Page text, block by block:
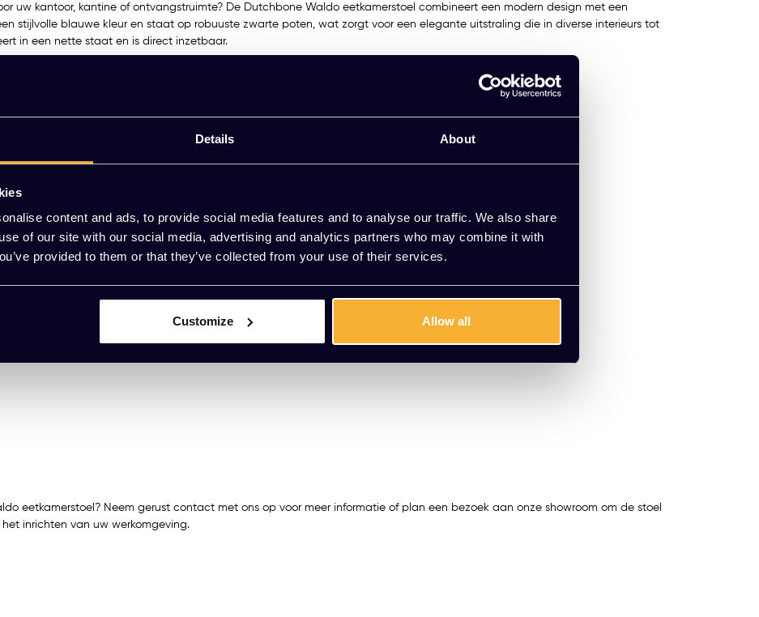
Details About
content and ads, to provide social media features and to analyse our traffic. We also share
of our site with our social media, advertising and analytics partners who may combine it with
provided to them or that they’ve collected from your use of their services.
Customize Allow all
uw kantoor, kantine of ontvangstruimte? De Dutchbone Waldo eetkamerstoel combineert een modern design met een
stijlvolle blauwe kleur en staat op robuuste zwarte poten, wat zorgt voor een elegante uitstraling die in diverse interieurs tot
in een nette staat en is direct inzetbaar.
Waldo
blauwe kleur.
ruimtes.
eetkamerstoel? Neem gerust contact met ons op voor meer informatie of plan een bezoek aan onze showroom om de stoel
inrichten van uw werkomgeving.